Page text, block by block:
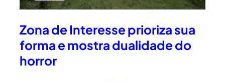
Zona de Interesse prioriza sua
forma e mostra dualidade do
horror